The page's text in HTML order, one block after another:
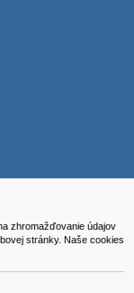
zhromažďovanie údajov
stránky. Naše cookies